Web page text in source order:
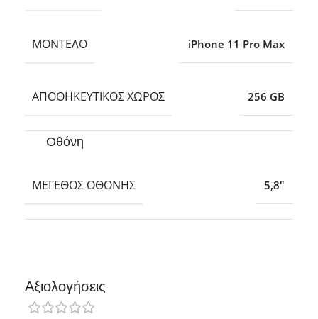
ΜΟΝΤΈΛΟ iPhone 11 Pro Max
ΑΠΟΘΗΚΕΥΤΙΚΌΣ ΧΏΡΟΣ 256 GB
Οθόνη
ΜΈΓΕΘΟΣ ΟΘΌΝΗΣ 5,8″
Αξιολογήσεις